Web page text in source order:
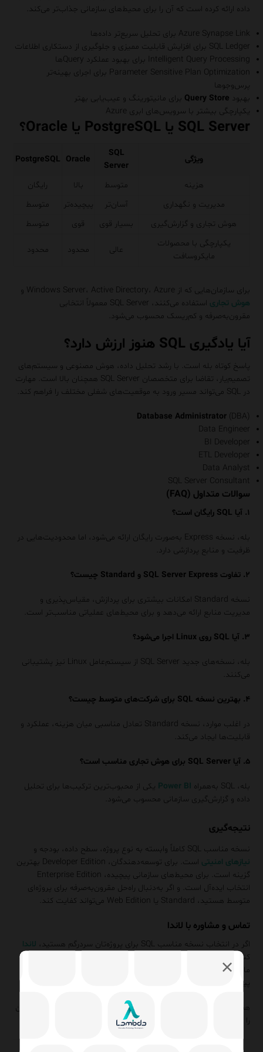
داده ارائه کرده است که آن را برای محیط‌های سازمانی جذاب‌تر می‌کند.
Azure Synapse Link برای تحلیل سریع‌تر داده‌ها
SQL Ledger برای افزایش قابلیت ممیزی و جلوگیری از دستکاری اطلاعات
Intelligent Query Processing برای بهبود عملکرد Queryها
Parameter Sensitive Plan Optimization برای اجرای بهینه‌تر
پرس‌وجوها
بهبود Query Store برای مانیتورینگ و عیب‌یابی بهتر
یکپارچگی بیشتر با سرویس‌های ابری Azure
SQL Server یا PostgreSQL یا Oracle؟
ویژگی
SQL
Server
Oracle
PostgreSQL
هزینه متوسط بالا
رایگان
مدیریت و نگهداری
آسان‌تر پیچیده‌تر
متوسط
هوش تجاری و گزارش‌گیری
بسیار قوی قوی
متوسط
یکپارچگی با محصولات
مایکروسافت
عالی محدود محدود
برای سازمان‌هایی که از Windows Server، Active Directory، Azure و
هوش تجاری
استفاده می‌کنند، SQL Server معمولاً انتخابی
مقرون‌به‌صرفه و کم‌ریسک محسوب می‌شود.
آیا یادگیری SQL هنوز ارزش دارد؟
پاسخ کوتاه بله است. با رشد تحلیل داده، هوش مصنوعی و سیستم‌های
تصمیم‌یار، تقاضا برای متخصصان SQL Server همچنان بالا است. مهارت
در SQL می‌تواند مسیر ورود به موقعیت‌های شغلی مختلف را فراهم کند.
Database Administrator(DBA)
Data Engineer
BI Developer
ETL Developer
Data Analyst
SQL Server Consultant
سوالات متداول (FAQ)
۱. آیا SQL رایگان است؟
بله، نسخه Express به‌صورت رایگان ارائه می‌شود، اما محدودیت‌هایی در
ظرفیت و منابع پردازشی دارد.
۲. تفاوت SQL Server Express و Standard چیست؟
نسخه Standard امکانات بیشتری برای پردازش، مقیاس‌پذیری و
مدیریت منابع ارائه می‌دهد و برای محیط‌های عملیاتی مناسب‌تر است.
۳. آیا SQL روی Linux اجرا می‌شود؟
بله، نسخه‌های جدید SQL Server از سیستم‌عامل Linux نیز پشتیبانی
می‌کنند.
۴. بهترین نسخه SQL برای شرکت‌های متوسط چیست؟
در اغلب موارد، نسخه Standard تعادل مناسبی میان هزینه، عملکرد و
قابلیت‌ها ایجاد می‌کند.
۵. آیا SQL Server برای هوش تجاری مناسب است؟
بله، SQL به‌همراه Power BI یکی از محبوب‌ترین ترکیب‌ها برای تحلیل
داده و گزارش‌گیری سازمانی محسوب می‌شود.
نتیجه‌گیری
نسخه مناسب SQL کاملاً وابسته به نوع پروژه، سطح داده، بودجه و
نیازهای امنیتی
است. برای توسعه‌دهندگان، Developer Edition بهترین
گزینه است. برای محیط‌های سازمانی پیچیده، Enterprise Edition
انتخاب ایده‌آل است. و اگر به‌دنبال راه‌حل مقرون‌به‌صرفه برای پروژه‌ای
متوسط هستید، Standard یا Web Edition می‌تواند کفایت کند.
تماس و مشاوره با لاندا
اگر در انتخاب نسخه‌ مناسب SQL برای پروژه‌تان سردرگم هستید،
لاندا
کنار شماست. با تکیه بر تجربه‌ فنی و شناخت دقیق نیازهای کسب‌وکار،
ما درلاندا
پیاده‌سازی کنید، از پروژه‌های کوچک تا زیرساخت‌های سازمانی.
همین حالا برای مشاوره تخصصی تماس
بگیرید و زیرساخت داده‌ای‌تان
را حرفه‌ای بسازید.